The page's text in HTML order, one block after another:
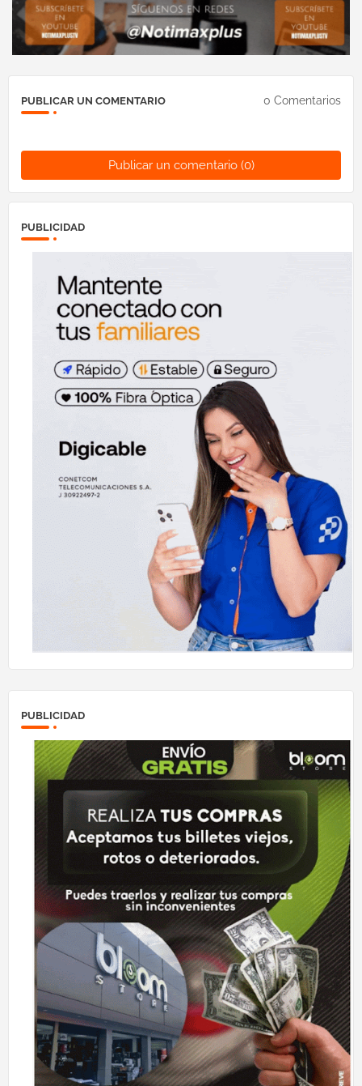
PUBLICAR UN COMENTARIO 0 Comentarios
Publicar un comentario (0)
PUBLICIDAD
PUBLICIDAD